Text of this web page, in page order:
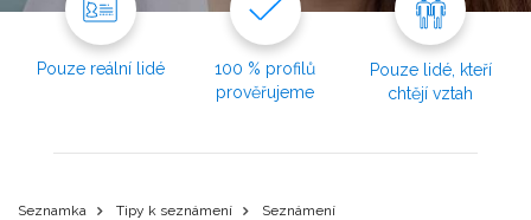
Pouze reální lidé
100 % profilů
prověřujeme
Pouze lidé, kteří
chtějí vztah
Seznamka Tipy k seznámení
Seznámení